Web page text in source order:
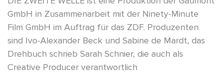
GmbH in Zusammenarbeit mit der Ninety-Minute
Film GmbH im Auftrag für das ZDF. Produzenten
sind Ivo-Alexander Beck und Sabine de Mardt, das
Drehbuch schrieb Sarah Schnier, die auch als
Creative Producer verantwortlich